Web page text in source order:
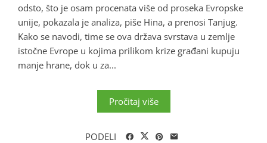
odsto, što je osam procenata više od proseka Evropske
unije, pokazala je analiza, piše Hina, a prenosi Tanjug.
Kako se navodi, time se ova država svrstava u zemlje
istočne Evrope u kojima prilikom krize građani kupuju
manje hrane, dok u za...
Pročitaj više
PODELI